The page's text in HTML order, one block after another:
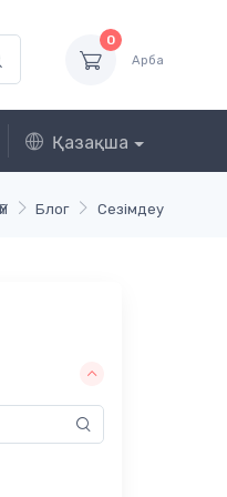
0
Арба
Қазақша
Үй Блог Сезімдеу